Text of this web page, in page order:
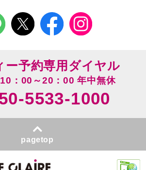
ー予約専用ダイヤル
：00～20：00 年中無休
5533-1000
pagetop